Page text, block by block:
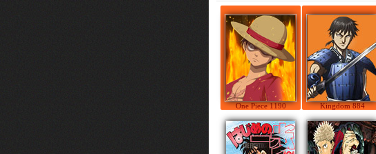
One Piece 1190 Kingdom 884